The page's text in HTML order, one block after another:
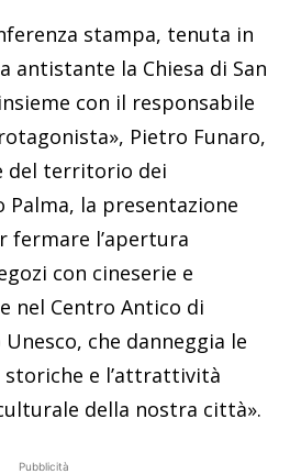
stampa, tenuta in
antistante la Chiesa di San
con il responsabile
Pietro Funaro,
del territorio dei
Palma, la presentazione
fermare l’apertura
con cineserie e
nel Centro Antico di
che danneggia le
e l’attrattività
della nostra città».
Pubblicità